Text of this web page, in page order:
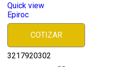
Quick view
Epiroc
COTIZAR
3217920302